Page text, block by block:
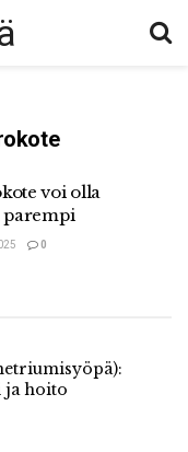
voi olla
parempi
0
ja hoito